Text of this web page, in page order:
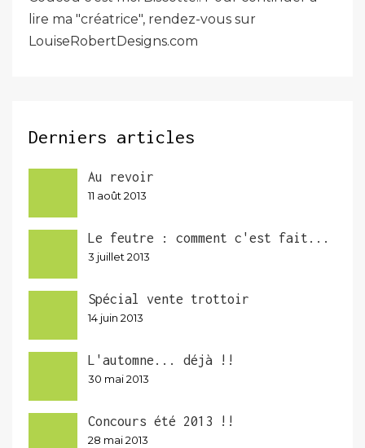
lire ma "créatrice", rendez-vous sur
LouiseRobertDesigns.com
Derniers articles
Au revoir
11 août 2013
Le feutre : comment c'est fait...
3 juillet 2013
Spécial vente trottoir
14 juin 2013
L'automne... déjà !!
30 mai 2013
Concours été 2013 !!
28 mai 2013